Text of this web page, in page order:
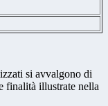
si avvalgono di
finalità illustrate nella